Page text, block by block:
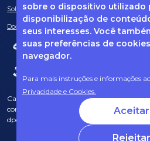
sobre o dispositivo utilizado
disponibilização de
seus interesses. Você
suas preferências de
navegador.
Para mais instruções e informações
Privacidade e Cookies.
Aceitar
Rejeitar
Solicitação de informações
Documentos obrigatórios
Caso tenha dúvidas sobre Privacidade de
contato com o nosso DPO (encarregado
dpo@fcopel.org.br